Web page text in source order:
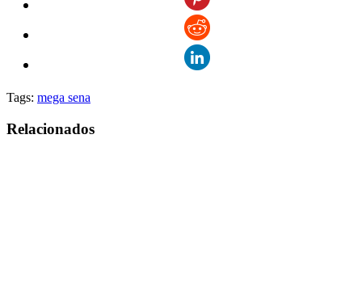
Tags: mega sena
Relacionados